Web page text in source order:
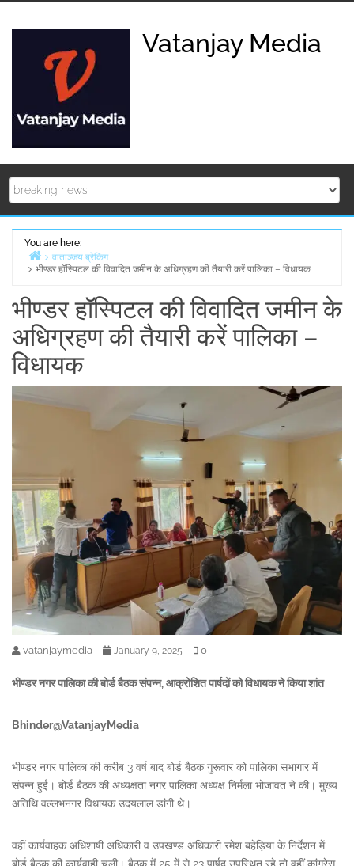
Vatanjay Media
You are here:
Home
वाताञ्जय ब्रेकिंग
भीण्डर हॉस्पिटल की विवादित जमीन के अधिग्रहण की तैयारी करें पालिका – विधायक
भीण्डर हॉस्पिटल की विवादित जमीन के
अधिग्रहण की तैयारी करें पालिका –
विधायक
vatanjaymedia January 9, 2025 0
भीण्डर नगर पालिका की बोर्ड बैठक संपन्न, आक्रोशित पार्षदों को विधायक ने किया शांत
Bhinder@VatanjayMedia
भीण्डर नगर पालिका की करीब 3 वर्ष बाद बोर्ड बैठक गुरूवार को पालिका सभागार में
संपन्न हुई। बोर्ड बैठक की अध्यक्षता नगर पालिका अध्यक्ष निर्मला भोजावत ने की। मुख्य
अतिथि वल्लभनगर विधायक उदयलाल डांगी थे।
वहीं कार्यवाहक अधिशाषी अधिकारी व उपखण्ड अधिकारी रमेश बहेड़िया के निर्देशन में